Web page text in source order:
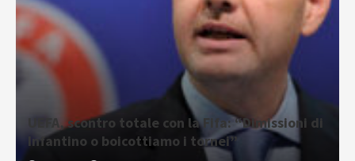
UEFA, scontro totale con la Fifa: “Dimissioni di
Infantino o boicottiamo i tornei”